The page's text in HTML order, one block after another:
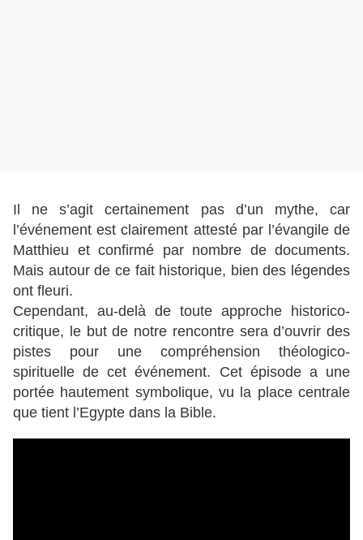
Il ne s’agit certainement pas d’un mythe, car
l’événement est clairement attesté par l’évangile de
Matthieu et confirmé par nombre de documents.
Mais autour de ce fait historique, bien des légendes
ont fleuri.
Cependant, au-delà de toute approche historico-
critique, le but de notre rencontre sera d’ouvrir des
pistes pour une compréhension théologico-
spirituelle de cet événement. Cet épisode a une
portée hautement symbolique, vu la place centrale
que tient l’Egypte dans la Bible.